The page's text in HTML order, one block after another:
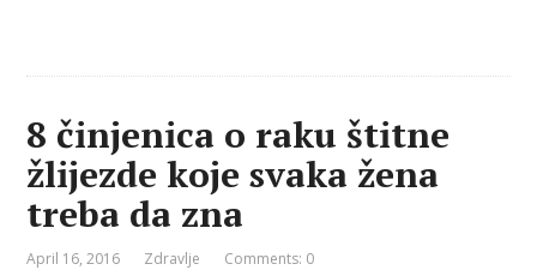
8 činjenica o raku štitne
žlijezde koje svaka žena
treba da zna
April 16, 2016 Zdravlje Comments: 0